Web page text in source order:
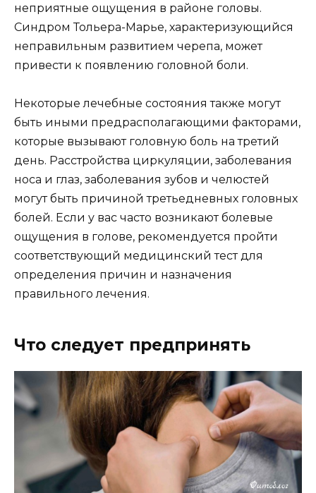
неприятные ощущения в районе головы.
Синдром Тольера-Марье, характеризующийся
неправильным развитием черепа, может
привести к появлению головной боли.
Некоторые лечебные состояния также могут
быть иными предрасполагающими факторами,
которые вызывают головную боль на третий
день. Расстройства циркуляции, заболевания
носа и глаз, заболевания зубов и челюстей
могут быть причиной третьедневных головных
болей. Если у вас часто возникают болевые
ощущения в голове, рекомендуется пройти
соответствующий медицинский тест для
определения причин и назначения
правильного лечения.
Что следует предпринять